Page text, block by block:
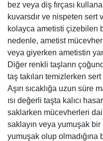
bez veya diş fırçası
kuvarsdır ve nispeten sert
kolayca ametisti çizebilen
nedenle, ametist
veya giyerken ametistin
Diğer renkli taşların
taş takıları temizlerken
Aşırı sıcaklığa uzun süre
ısı değerli taşta kalıcı
saklarken mücevherleri
saklayın veya yumuşak bir
yumuşak olup olmadığına